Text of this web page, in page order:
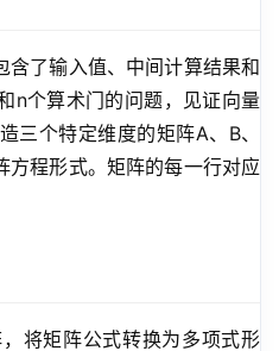
含了输入值、中间计算结果和
n个算术门的问题，见证向量
三个特定维度的矩阵A、B、
方程形式。矩阵的每一行对应
将矩阵公式转换为多项式形